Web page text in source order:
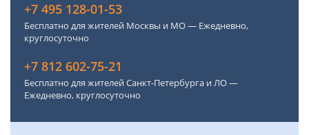
+7 495 128-01-53
Бесплатно для жителей Москвы и МО — Ежедневно,
круглосуточно
+7 812 602-75-21
Бесплатно для жителей Санкт-Петербурга и ЛО —
Ежедневно, круглосуточно